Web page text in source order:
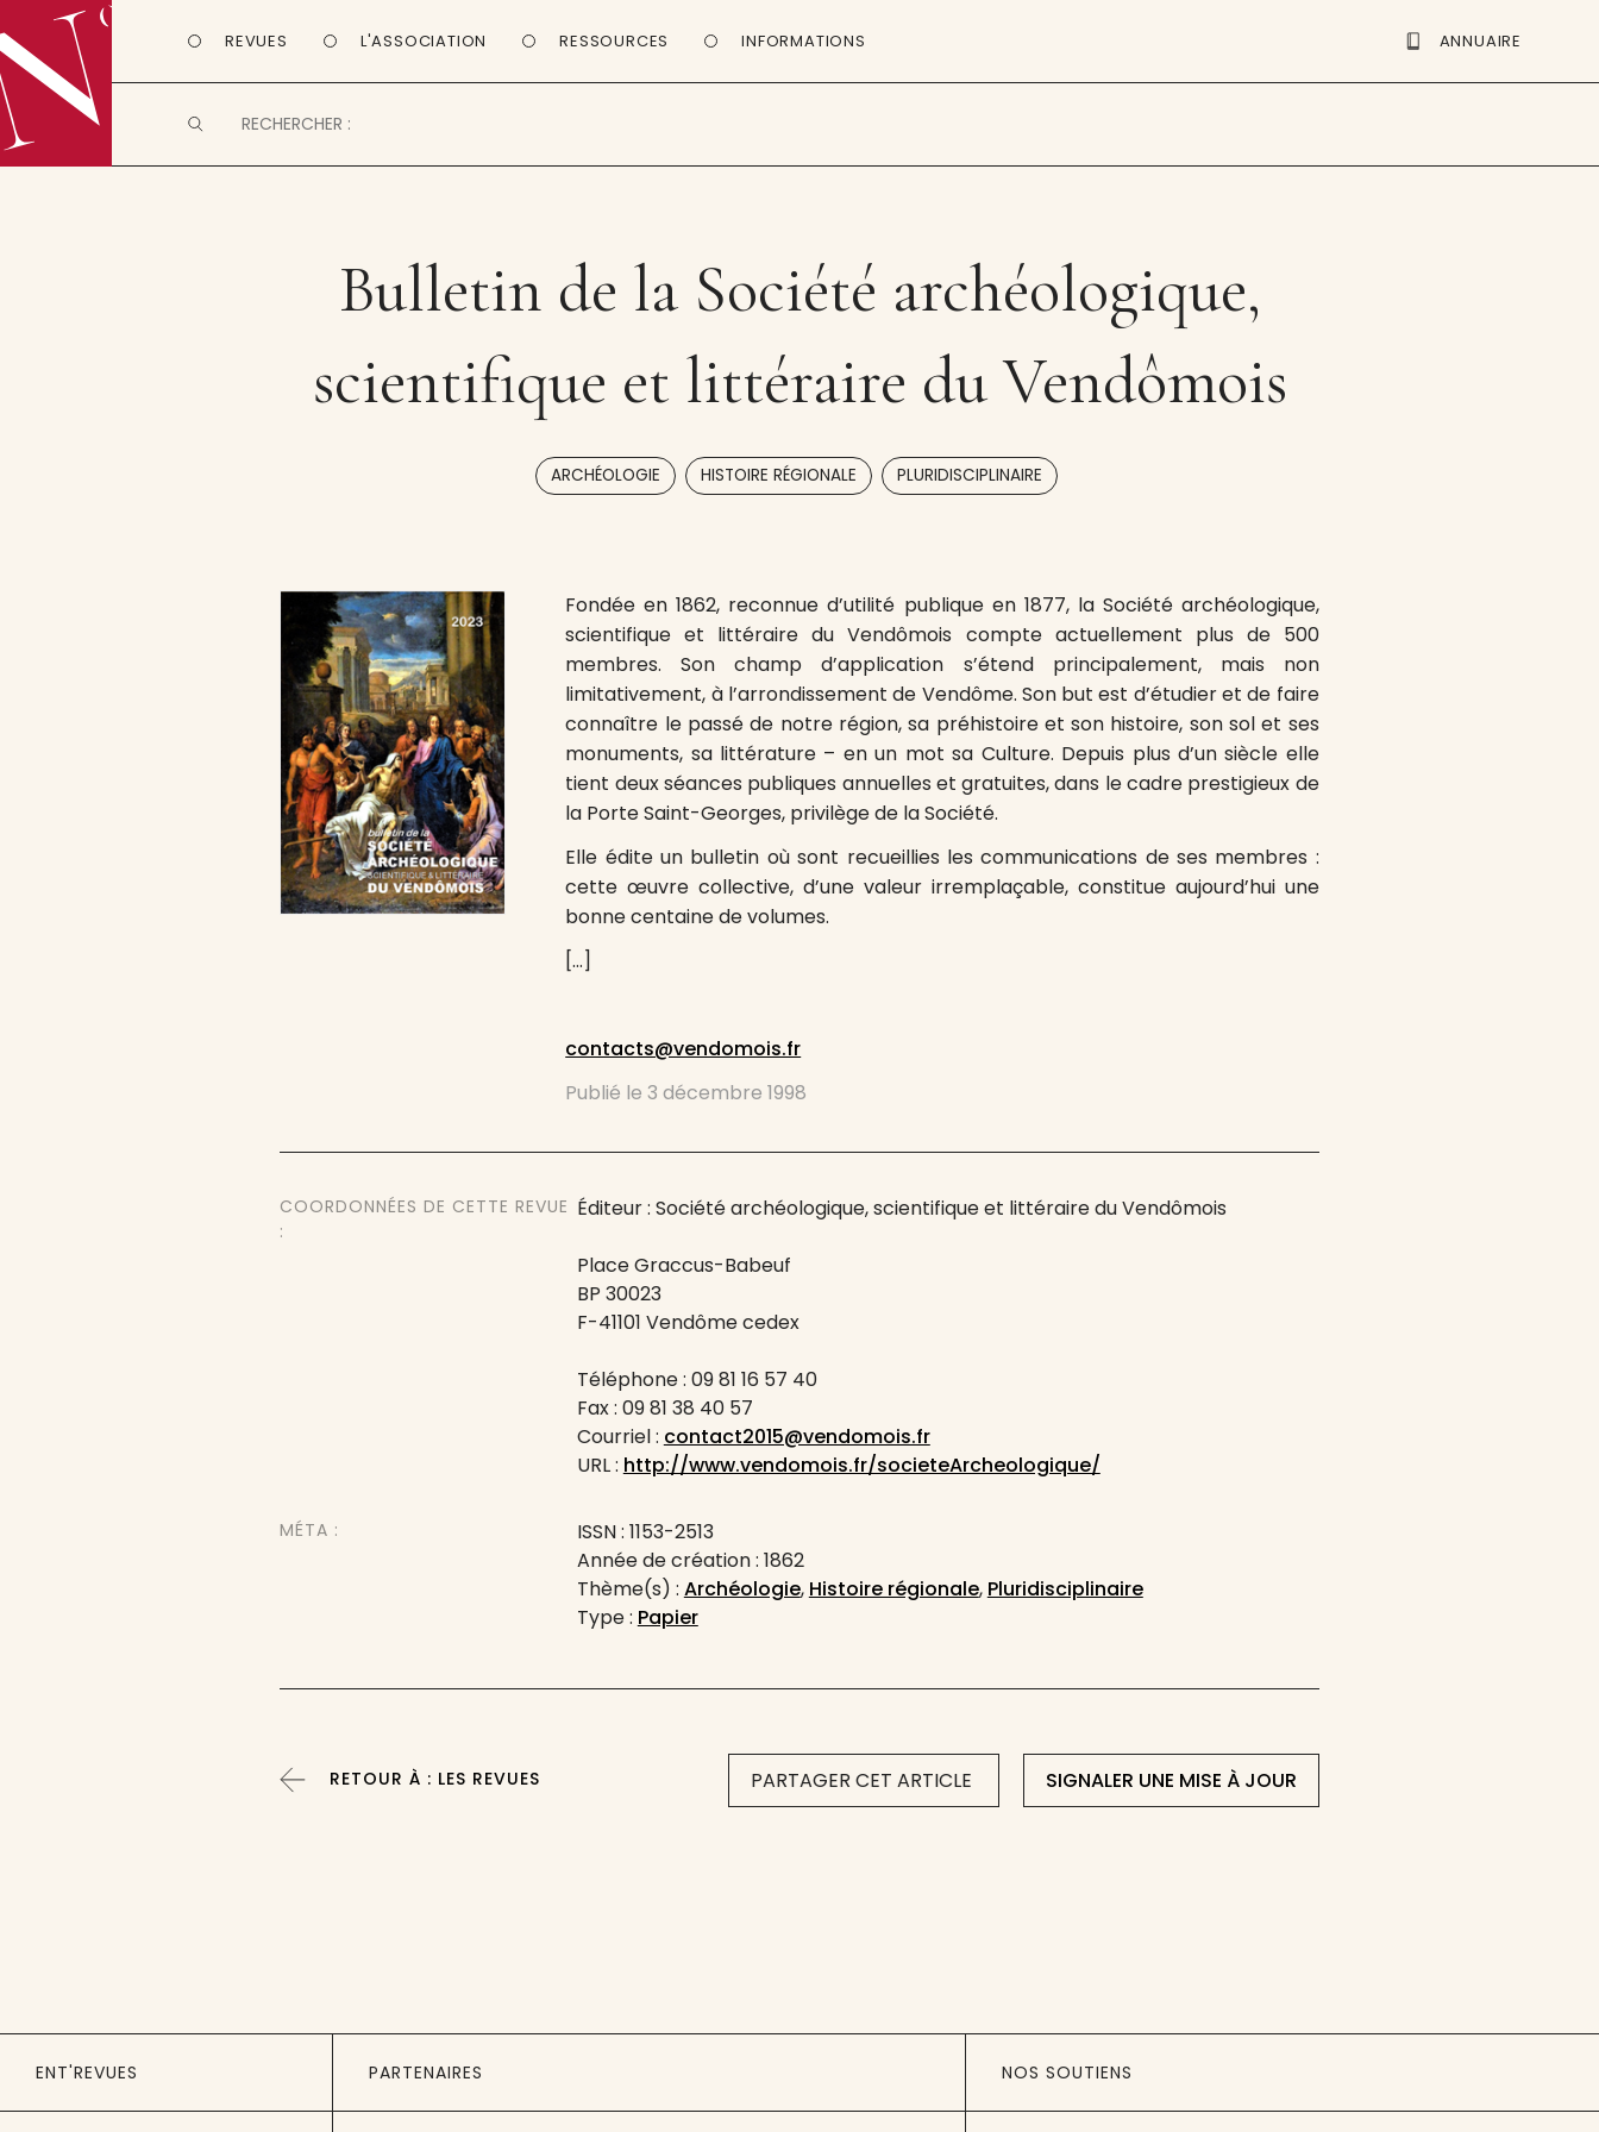
REVUES L'ASSOCIATION RESSOURCES INFORMATIONS ANNUAIRE
Bulletin de la Société archéologique,
scientifique et littéraire du Vendômois
ARCHÉOLOGIE HISTOIRE RÉGIONALE PLURIDISCIPLINAIRE
Fondée en 1862, reconnue d’utilité publique en 1877, la Société archéologique,
scientifique et littéraire du Vendômois compte actuellement plus de 500
membres. Son champ d’application s’étend principalement, mais non
limitativement, à l’arrondissement de Vendôme. Son but est d’étudier et de faire
connaître le passé de notre région, sa préhistoire et son histoire, son sol et ses
monuments, sa littérature – en un mot sa Culture. Depuis plus d’un siècle elle
tient deux séances publiques annuelles et gratuites, dans le cadre prestigieux de
la Porte Saint-Georges, privilège de la Société.
Elle édite un bulletin où sont recueillies les communications de ses membres :
cette œuvre collective, d’une valeur irremplaçable, constitue aujourd’hui une
bonne centaine de volumes.
[…]
contacts@vendomois.fr
Publié le3 décembre 1998
COORDONNÉES DE CETTE REVUE
:
Éditeur : Société archéologique, scientifique et littéraire du Vendômois
Place Graccus-Babeuf
BP 30023
F-41101 Vendôme cedex
Téléphone : 09 81 16 57 40
Fax : 09 81 38 40 57
Courriel : contact2015@vendomois.fr
URL : http://www.vendomois.fr/societeArcheologique/
MÉTA :
ISSN : 1153-2513
Année de création : 1862
Thème(s) : Archéologie, Histoire régionale, Pluridisciplinaire
Type : Papier
PARTAGER CET ARTICLE SIGNALER UNE MISE À JOUR
RETOUR À : LES REVUES
ENT'REVUES PARTENAIRES NOS SOUTIENS